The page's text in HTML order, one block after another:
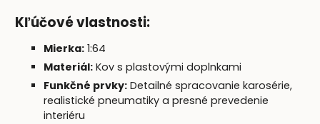
Kľúčové vlastnosti:
Mierka: 1:64
Materiál: Kov s plastovými doplnkami
Funkčné prvky: Detailné spracovanie karosérie,
realistické pneumatiky a presné prevedenie
interiéru